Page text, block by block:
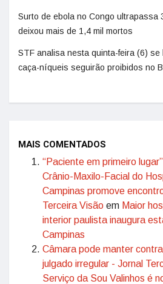
Surto de ebola no Congo ultrapassa
deixou mais de 1,4 mil mortos
STF analisa nesta quinta-feira (6) se
caça-níqueis seguirão proibidos no
MAIS COMENTADOS
“Paciente em primeiro
Crânio-Maxilo-Facial do
Campinas promove
Terceira Visão em Maior
interior paulista inaugura
Campinas
Câmara pode manter
julgado irregular - Jornal
Serviço da Sou Valinhos é